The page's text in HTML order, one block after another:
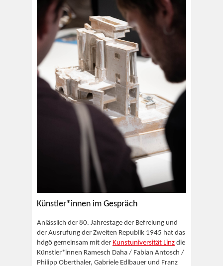
Künstler*innen im Gespräch
Anlässlich der 80. Jahrestage der Befreiung und
der Ausrufung der Zweiten Republik 1945 hat das
hdgö gemeinsam mit der Kunstuniversität Linz die
Künstler*innen Ramesch Daha / Fabian Antosch /
Philipp Oberthaler, Gabriele Edlbauer und Franz